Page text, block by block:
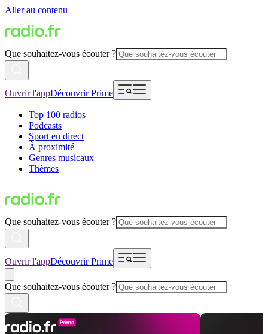
Aller au contenu
Que souhaitez-vous écouter ?
Ouvrir l'appDécouvrir Prime
Top 100 radios
Podcasts
Sport en direct
À proximité
Genres musicaux
Thèmes
Que souhaitez-vous écouter ?
Ouvrir l'appDécouvrir Prime
Que souhaitez-vous écouter ?